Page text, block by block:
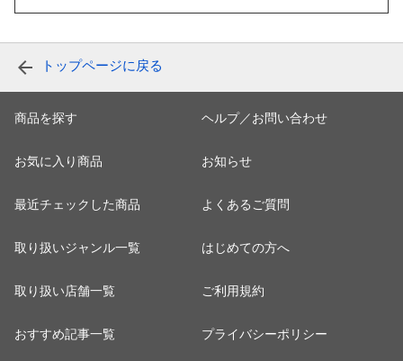
トップページに戻る
商品を探す
お気に入り商品
最近チェックした商品
取り扱いジャンル一覧
取り扱い店舗一覧
おすすめ記事一覧
ヘルプ／お問い合わせ
お知らせ
よくあるご質問
はじめての方へ
ご利用規約
プライバシーポリシー